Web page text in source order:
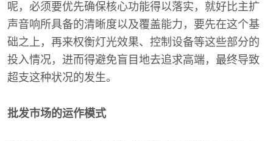
呢，必须要优先确保核心功能得以落实，就好比主扩
声音响所具备的清晰度以及覆盖能力，要先在这个基
础之上，再来权衡灯光效果、控制设备等这些部分的
投入情况，进而得避免盲目地去追求高端，最终导致
超支这种状况的发生。
批发市场的运作模式